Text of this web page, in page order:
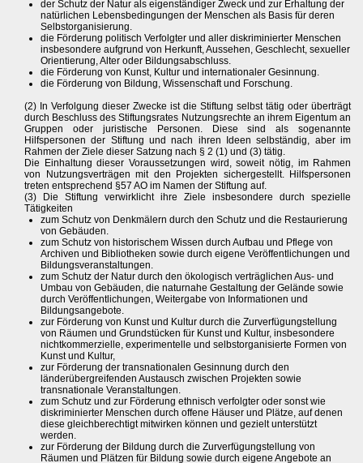
der Schutz der Natur als eigenständiger Zweck und zur Erhaltung der
natürlichen Lebensbedingungen der Menschen als Basis für deren
Selbstorganisierung.
die Förderung politisch Verfolgter und aller diskriminierter Menschen
insbesondere aufgrund von Herkunft, Aussehen, Geschlecht, sexueller
Orientierung, Alter oder Bildungsabschluss.
die Förderung von Kunst, Kultur und internationaler Gesinnung.
die Förderung von Bildung, Wissenschaft und Forschung.
(2) In Verfolgung dieser Zwecke ist die Stiftung selbst tätig oder überträgt
durch Beschluss des Stiftungsrates Nutzungsrechte an ihrem Eigentum an
Gruppen oder juristische Personen. Diese sind als sogenannte
Hilfspersonen der Stiftung und nach ihren Ideen selbständig, aber im
Rahmen der Ziele dieser Satzung nach § 2 (1) und (3) tätig.
Die Einhaltung dieser Voraussetzungen wird, soweit nötig, im Rahmen
von Nutzungsverträgen mit den Projekten sichergestellt. Hilfspersonen
treten entsprechend §57 AO im Namen der Stiftung auf.
(3) Die Stiftung verwirklicht ihre Ziele insbesondere durch spezielle
Tätigkeiten
zum Schutz von Denkmälern durch den Schutz und die Restaurierung
von Gebäuden.
zum Schutz von historischem Wissen durch Aufbau und Pflege von
Archiven und Bibliotheken sowie durch eigene Veröffentlichungen und
Bildungsveranstaltungen.
zum Schutz der Natur durch den ökologisch verträglichen Aus- und
Umbau von Gebäuden, die naturnahe Gestaltung der Gelände sowie
durch Veröffentlichungen, Weitergabe von Informationen und
Bildungsangebote.
zur Förderung von Kunst und Kultur durch die Zurverfügungstellung
von Räumen und Grundstücken für Kunst und Kultur, insbesondere
nichtkommerzielle, experimentelle und selbstorganisierte Formen von
Kunst und Kultur,
zur Förderung der transnationalen Gesinnung durch den
länderübergreifenden Austausch zwischen Projekten sowie
transnationale Veranstaltungen.
zum Schutz und zur Förderung ethnisch verfolgter oder sonst wie
diskriminierter Menschen durch offene Häuser und Plätze, auf denen
diese gleichberechtigt mitwirken können und gezielt unterstützt
werden.
zur Förderung der Bildung durch die Zurverfügungstellung von
Räumen und Plätzen für Bildung sowie durch eigene Angebote an